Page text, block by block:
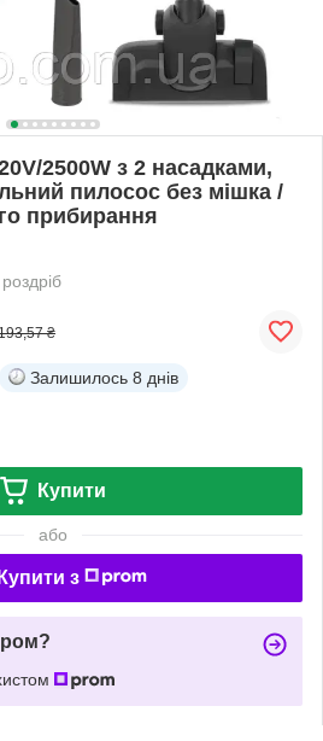
2500W з 2 насадками,
пилосос без мішка /
прибирання
₴
Залишилось 8 днів
Купити
або
Купити з